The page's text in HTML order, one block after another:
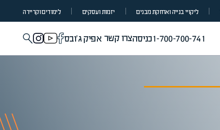
ליקויי בנייה ואחזקת מבנים יזמות ועסקים לימודים וקריירה
1-700-700-741כניסהצרו קשר אפיק ג'ובס